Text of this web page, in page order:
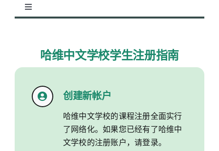
切
学生园地
哈维中文学校学生注册指南
创建新帐户
哈维中文学校的课程注册全面实行
了网络化。如果您已经有了哈维中
文学校的注册账户，请登录。